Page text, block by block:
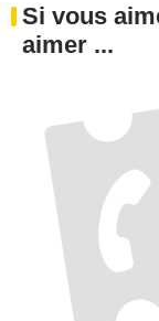
Si vous
aimer ...